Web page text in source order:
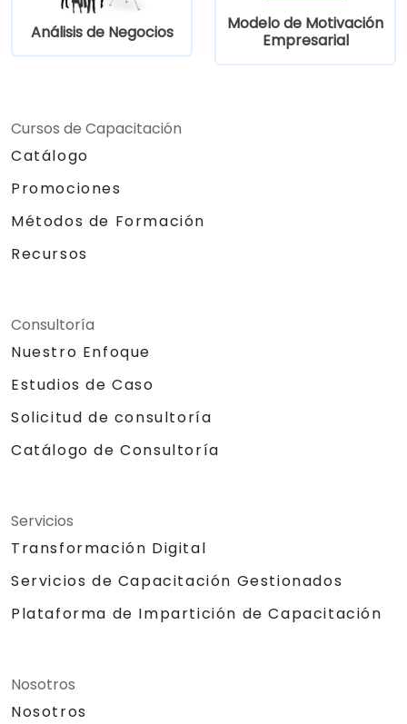
Análisis de Negocios
Modelo de Motivación
Empresarial
Cursos de Capacitación
Catálogo
Promociones
Métodos de Formación
Recursos
Consultoría
Nuestro Enfoque
Estudios de Caso
Solicitud de consultoría
Catálogo de Consultoría
Servicios
Transformación Digital
Servicios de Capacitación Gestionados
Plataforma de Impartición de Capacitación
Nosotros
Nosotros